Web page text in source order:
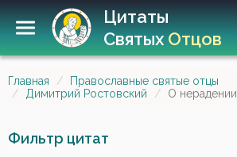
Цитаты
СвятыхОтцов
Главная
Православные святые отцы
Димитрий Ростовский
О нерадении
Фильтр цитат